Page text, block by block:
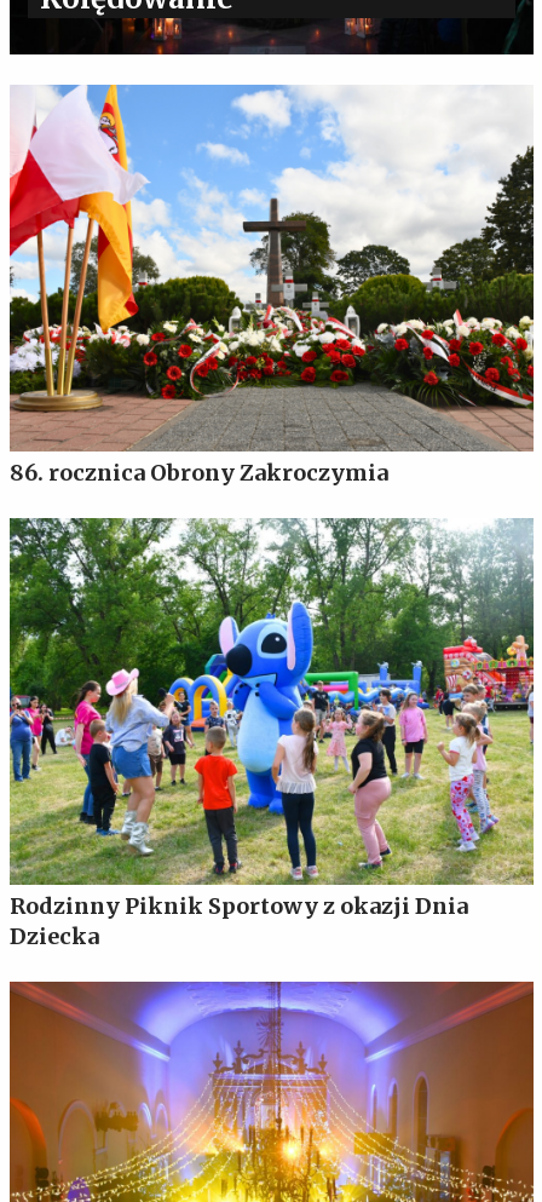
86. rocznica Obrony Zakroczymia
Rodzinny Piknik Sportowy z okazji Dnia
Dziecka